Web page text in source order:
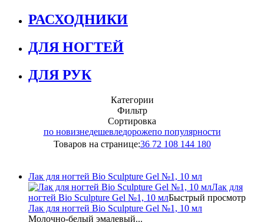
РАСХОДНИКИ
ДЛЯ НОГТЕЙ
ДЛЯ РУК
Категории
Фильтр
Сортировка
по новизнедешевледорожепо популярности
Товаров на странице:36 72 108 144 180
Лак для ногтей Bio Sculpture Gel №1, 10 мл
Лак для
ногтей Bio Sculpture Gel №1, 10 млБыстрый просмотр
Лак для ногтей Bio Sculpture Gel №1, 10 мл
Молочно-белый эмалевый...